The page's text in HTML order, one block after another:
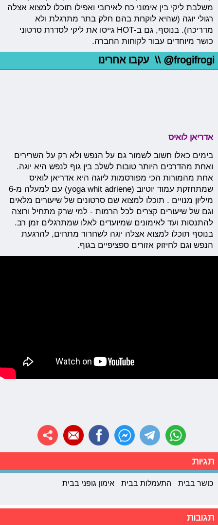
משלבת ליקי בין אימוני כח לאירובי ואפילו תוכלו למצוא אצלה
רגולי יוגה (שהיא לוקחת בהם חלק בתר מתרגלת ולא
מדריכה). בנוסף, גם ב-HOT גייסו את ליקי לסדרת סרטוני
כושר מיוחדים עבור לקוחות החברה.
@frogifrogi \\ עקבו אחרינו
אדריאן לואיס
בימים כאלו חשוב לשמור גם על הנפש ולא רק על השרירים
ואחת מהדרכים היותר טובות לשלב בין גוף לנפש היא יוגה.
אחת מהמורות הכי מפורסמות ליוגה היא אדריאן לואיס
שמתחזקת עמוד יוטיוב (yoga whit adriene) עם למעלה מ-6
מיליון מנויים . תוכלו למצוא שם סרטונים של שיעורים מלאים
וגם של שיעורים קצרים לכל הרמות - למי שרק מתחיל ורוצה
להתנסות ועד לאימונים שמיועדים לאלו שמתרגלים זמן רב.
בנוסף תוכלו למצוא אצלה יוגה לשחרור מתחים, להרגעת
הנפש וגם לחיזוק אזורים ספציפיים בגוף.
תגיות
כושר בבית התעמלות בבית אימון גופני בבית
תגובות